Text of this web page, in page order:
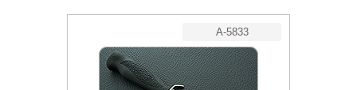
A-5833